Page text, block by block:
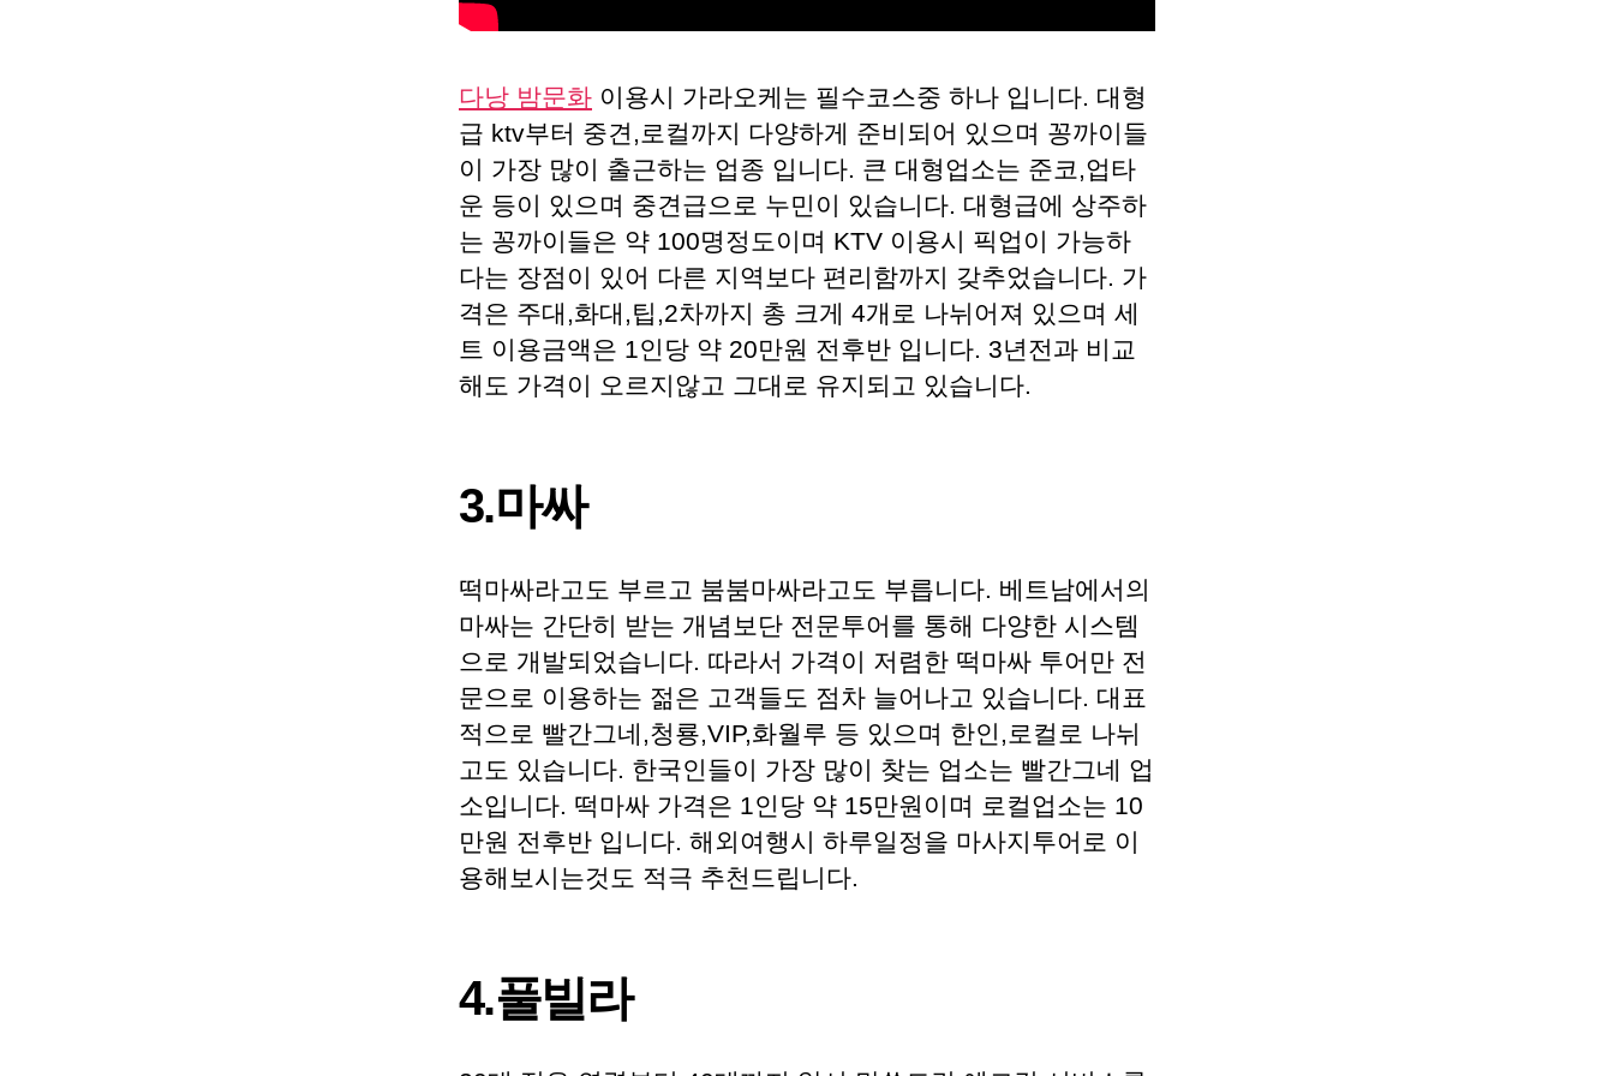
다낭 밤문화 이용시 가라오케는 필수코스중 하나 입니다. 대형
급 ktv부터 중견,로컬까지 다양하게 준비되어 있으며 꽁까이들
이 가장 많이 출근하는 업종 입니다. 큰 대형업소는 준코,업타
운 등이 있으며 중견급으로 누민이 있습니다. 대형급에 상주하
는 꽁까이들은 약 100명정도이며 KTV 이용시 픽업이 가능하
다는 장점이 있어 다른 지역보다 편리함까지 갖추었습니다. 가
격은 주대,화대,팁,2차까지 총 크게 4개로 나뉘어져 있으며 세
트 이용금액은 1인당 약 20만원 전후반 입니다. 3년전과 비교
해도 가격이 오르지않고 그대로 유지되고 있습니다.
3.마싸
떡마싸라고도 부르고 붐붐마싸라고도 부릅니다. 베트남에서의
마싸는 간단히 받는 개념보단 전문투어를 통해 다양한 시스템
으로 개발되었습니다. 따라서 가격이 저렴한 떡마싸 투어만 전
문으로 이용하는 젊은 고객들도 점차 늘어나고 있습니다. 대표
적으로 빨간그네,청룡,VIP,화월루 등 있으며 한인,로컬로 나뉘
고도 있습니다. 한국인들이 가장 많이 찾는 업소는 빨간그네 업
소입니다. 떡마싸 가격은 1인당 약 15만원이며 로컬업소는 10
만원 전후반 입니다. 해외여행시 하루일정을 마사지투어로 이
용해보시는것도 적극 추천드립니다.
4.풀빌라